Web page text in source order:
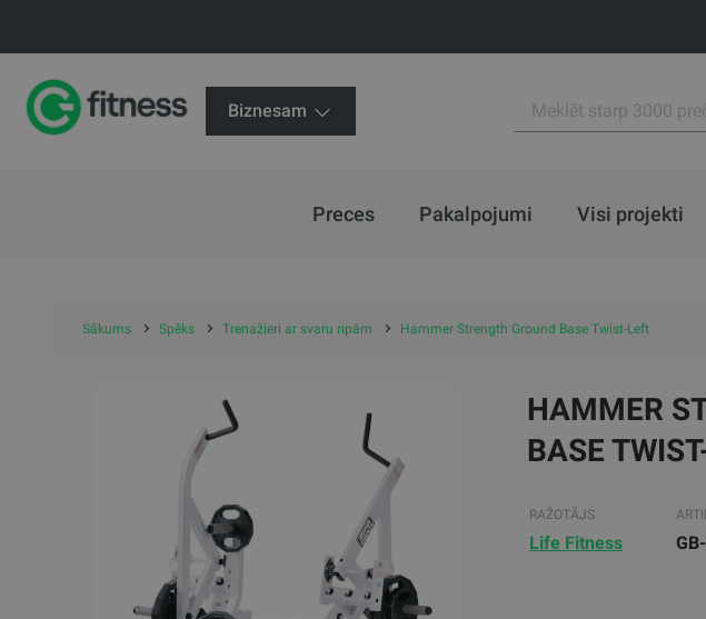
Biznesam
Preces Pakalpojumi Visi projekti
Sākums Spēks Trenažieri ar svaru ripām Hammer Strength Ground Base Twist-Left
HAMMER
BASE
RAŽOTĀJS
Life Fitness